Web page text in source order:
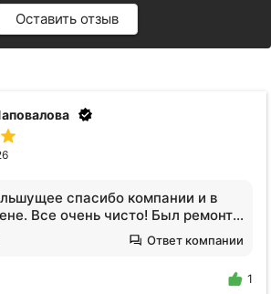
Оставить отзыв
клининга. Квартира после
вся кухня в жире, ощещение
годами. Отмыли все!
не черной, я нигде не
огромное Екатерине!!!
Ответ компании
1